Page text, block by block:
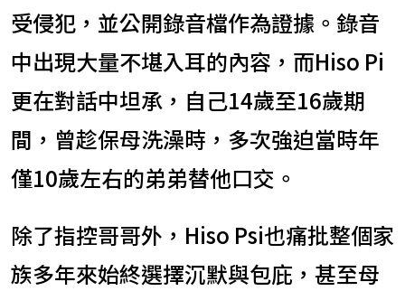
受侵犯，並公開錄音檔作為證據。錄音
中出現大量不堪入耳的內容，而Hiso Pi
更在對話中坦承，自己14歲至16歲期
間，曾趁保母洗澡時，多次強迫當時年
僅10歲左右的弟弟替他口交。
除了指控哥哥外，Hiso Psi也痛批整個家
族多年來始終選擇沉默與包庇，甚至母